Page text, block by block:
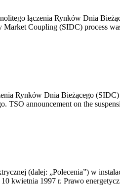
łączenia Rynków Dnia
Coupling (SIDC) process
Rynków Dnia Bieżącego (SIDC)
TSO announcement on the
(dalej: „Polecenia”) w
kwietnia 1997 r. Prawo